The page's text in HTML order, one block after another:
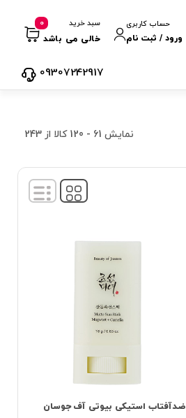
حساب کاربری
ورود / ثبت نام
سبد خرید
خالی می باشد
0
09307242917
نمایش 61
-
120 کالا از 243
ضدآفتاب استیکی بیوتی آف جوسان